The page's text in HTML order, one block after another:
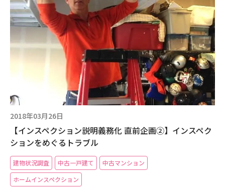
2018年03月26日
【インスペクション説明義務化 直前企画②】インスペク
ションをめぐるトラブル
建物状況調査 中古一戸建て
中古マンション
ホームインスペクション